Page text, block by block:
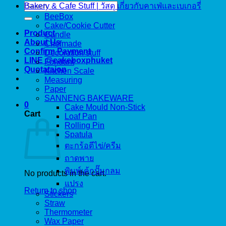
Search
for:
Product
About Us
Confirm Payment
LINE @cakeboxphuket
Quotataion
0
Cart
No products in the cart.
Return to shop
Bakery & Cafe Stuff | วัสดุ เกี่ยวกับคาเฟ่และเบเกอรี่
BeeBox
Cake/Cookie Cutter
Candle
Chefmade
Decoration stuff
Fondant
Kitchen Scale
Measuring
Paper
SANNENG BAKEWARE
Cake Mould Non-Stick
Loaf Pan
Rolling Pin
Spatula
ตะกร้อตีไข่/ครีม
ถาดพาย
พิมพ์เค้กปั๊มกลม
แปรง
Stickers
Straw
Thermometer
Wax Paper